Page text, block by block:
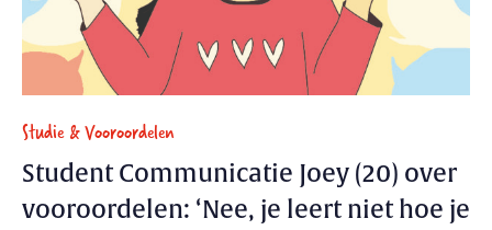
Studie & Vooroordelen
Student Communicatie Joey (20) over
vooroordelen: ‘Nee, je leert niet hoe je